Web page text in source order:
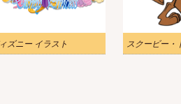
ズニー イラスト